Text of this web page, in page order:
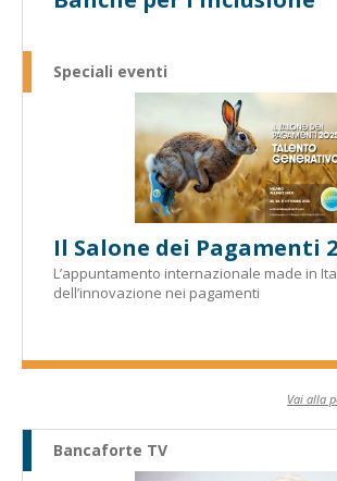
Speciali eventi
Il Salone dei Pagamenti
L’appuntamento internazionale made in
dell’innovazione nei pagamenti
Vai alla
Bancaforte TV